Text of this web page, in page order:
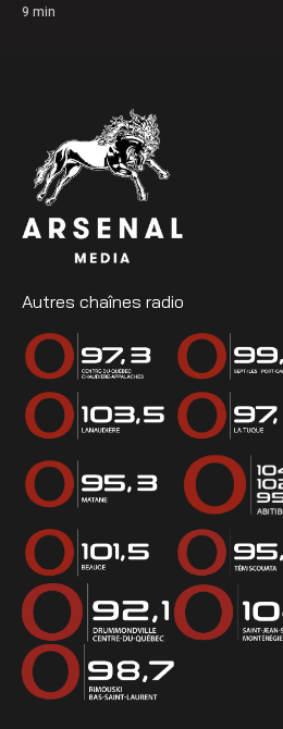
9 min
Autres chaînes radio